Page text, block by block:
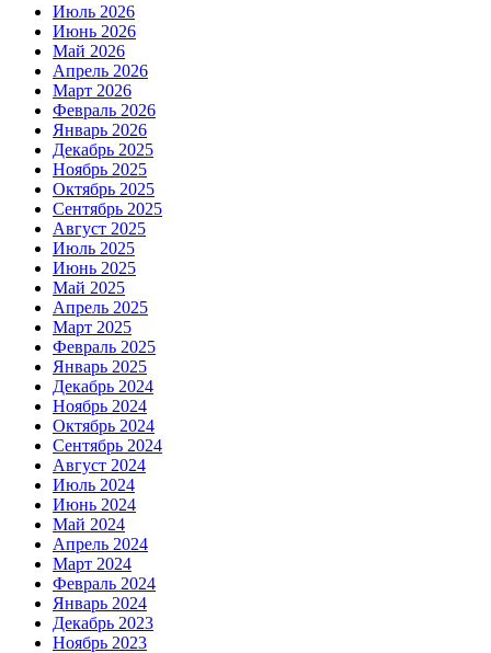
Июль 2026
Июнь 2026
Май 2026
Апрель 2026
Март 2026
Февраль 2026
Январь 2026
Декабрь 2025
Ноябрь 2025
Октябрь 2025
Сентябрь 2025
Август 2025
Июль 2025
Июнь 2025
Май 2025
Апрель 2025
Март 2025
Февраль 2025
Январь 2025
Декабрь 2024
Ноябрь 2024
Октябрь 2024
Сентябрь 2024
Август 2024
Июль 2024
Июнь 2024
Май 2024
Апрель 2024
Март 2024
Февраль 2024
Январь 2024
Декабрь 2023
Ноябрь 2023